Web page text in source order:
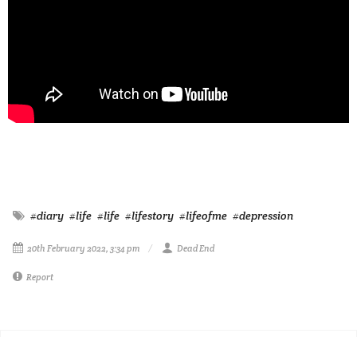
#diary #life #life #lifestory #lifeofme #depression
20th February 2022, 3:34 pm Dead End
Report